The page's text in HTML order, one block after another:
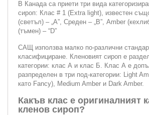
В Канада са приети три вида
сироп: Клас # 1 (Extra light), известен
(светъл) – „A”, Среден – „В”, Amber
(тъмен) – “D”
САЩ използва малко по-различни
класифициране. Кленовият сироп е
категории: клас А и клас Б. Клас А е
разпределен в три под-категории: Light
като Fancy), Medium Amber и Dark Amber.
Какъв клас е оригиналният
кленов сироп?